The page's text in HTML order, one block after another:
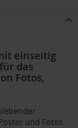
einseitig
das
Fotos,
und Fotos